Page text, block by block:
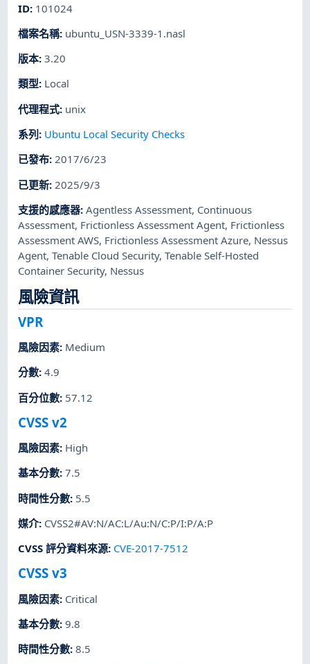
ID: 101024
檔案名稱: ubuntu_USN-3339-1.nasl
版本:3.20
類型: Local
代理程式: unix
系列 : Ubuntu Local Security Checks
已發布:2017/6/23
已更新: 2025/9/3
支援的感應器:Agentless Assessment, Continuous
Assessment, Frictionless Assessment Agent, Frictionless
Assessment AWS, Frictionless Assessment Azure, Nessus
Agent,Tenable Cloud Security,Tenable Self-Hosted
Container Security, Nessus
風險資訊
VPR
風險因素: Medium
分數:4.9
百分位數: 57.12
CVSS v2
風險因素: High
基本分數:7.5
時間性分數: 5.5
媒介: CVSS2#AV:N/AC:L/Au:N/C:P/I:P/A:P
CVSS 評分資料來源: CVE-2017-7512
CVSS v3
風險因素: Critical
基本分數:9.8
時間性分數:8.5